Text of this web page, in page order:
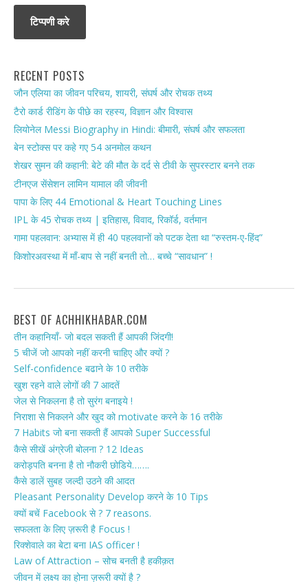
RECENT POSTS
जौन एलिया का जीवन परिचय, शायरी, संघर्ष और रोचक तथ्य
टैरो कार्ड रीडिंग के पीछे का रहस्य, विज्ञान और विश्वास
लियोनेल Messi Biography in Hindi: बीमारी, संघर्ष और सफलता
बेन स्टोक्स पर कहे गए 54 अनमोल कथन
शेखर सुमन की कहानी: बेटे की मौत के दर्द से टीवी के सुपरस्टार बनने तक
टीनएज सेंसेशन लामिन यामाल की जीवनी
पापा के लिए 44 Emotional & Heart Touching Lines
IPL के 45 रोचक तथ्य | इतिहास, विवाद, रिकॉर्ड, वर्तमान
गामा पहलवान: अभ्यास में ही 40 पहलवानों को पटक देता था “रुस्तम-ए-हिंद”
किशोरअवस्था में माँ-बाप से नहीं बनती तो… बच्चे “सावधान” !
BEST OF ACHHIKHABAR.COM
तीन कहानियाँ- जो बदल सकती हैं आपकी जिंदगी!
5 चीजें जो आपको नहीं करनी चाहिए और क्यों ?
Self-confidence बढाने के 10 तरीके
खुश रहने वाले लोगों की 7 आदतें
जेल से निकलना है तो सुरंग बनाइये !
निराशा से निकलने और खुद को motivate करने के 16 तरीके
7 Habits जो बना सकती हैं आपको Super Successful
कैसे सीखें अंग्रेजी बोलना ? 12 Ideas
करोड़पति बनना है तो नौकरी छोडिये…….
कैसे डालें सुबह जल्दी उठने की आदत
Pleasant Personality Develop करने के 10 Tips
क्यों बचें Facebook से ? 7 reasons.
सफलता के लिए ज़रूरी है Focus !
रिक्शेवाले का बेटा बना IAS officer !
Law of Attraction – सोच बनती है हकीक़त
जीवन में लक्ष्य का होना ज़रूरी क्यों है ?